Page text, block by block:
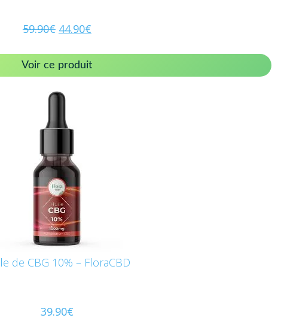
59.90€ 44.90€
Voir ce produit
de CBG 10% – FloraCBD
39.90€